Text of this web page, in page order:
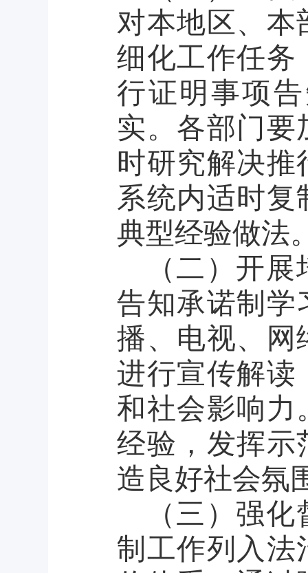
对本地区、本
细化工作任务
行证明事项
实。各部门要
时研究解决推
系统内适时
典型经验做法
（二）开
告知承诺制学
播、电视、网
进行宣传解读
和社会影响力
经验，发挥示
造良好社会氛
（三）强
制工作列入法